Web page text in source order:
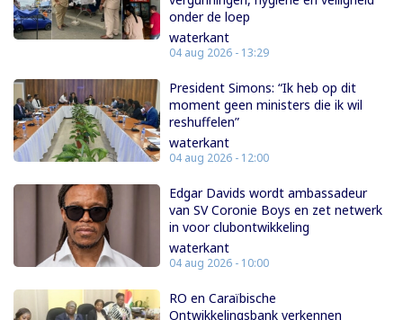
onder de loep
waterkant
04 aug 2026 - 13:29
President Simons: “Ik heb op dit
moment geen ministers die ik wil
reshuffelen”
waterkant
04 aug 2026 - 12:00
Edgar Davids wordt ambassadeur
van SV Coronie Boys en zet netwerk
in voor clubontwikkeling
waterkant
04 aug 2026 - 10:00
RO en Caraïbische
Ontwikkelingsbank verkennen